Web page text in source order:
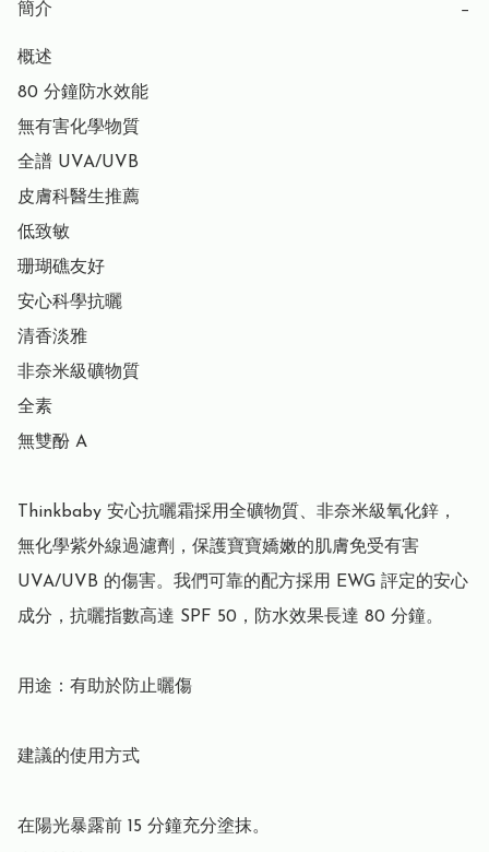
簡介 −
概述
80 分鐘防水效能
無有害化學物質
全譜 UVA/UVB
皮膚科醫生推薦
低致敏
珊瑚礁友好
安心科學抗曬
清香淡雅
非奈米級礦物質
全素
無雙酚 A
Thinkbaby 安心抗曬霜採用全礦物質、非奈米級氧化鋅，
無化學紫外線過濾劑，保護寶寶嬌嫩的肌膚免受有害
UVA/UVB 的傷害。我們可靠的配方採用 EWG 評定的安心
成分，抗曬指數高達 SPF 50，防水效果長達 80 分鐘。
用途：有助於防止曬傷
建議的使用方式
在陽光暴露前 15 分鐘充分塗抹。